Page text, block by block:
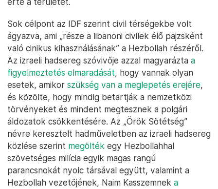
Sok célpont az IDF szerint civil térségekbe volt
ágyazva, ami „része a libanoni civilek élő pajzsként
való cinikus kihasználásának” a Hezbollah részéről.
Az izraeli hadsereg szóvivője azzal magyarázta a
figyelmeztetés elmaradását, hogy vannak olyan
esetek, amikor szükség van a meglepetés erejére,
és közölte, hogy mindig betartják a nemzetközi
törvényeket és mindent megtesznek a polgári
áldozatok csökkentésére. Az „Örök Sötétség”
névre keresztelt hadműveletben az izraeli hadsereg
közlése szerint megölték egy Hezbollahhal
szövetséges milícia egyik magas rangú
parancsnokát nyolc társával együtt, valamint a
Hezbollah vezetőjének, Naim Kasszemnek a